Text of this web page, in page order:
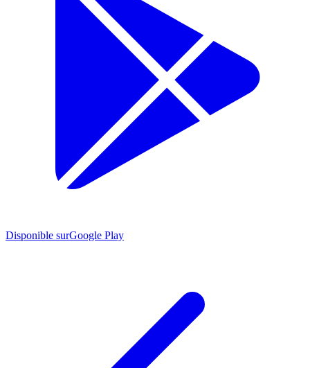
Disponible surGoogle Play